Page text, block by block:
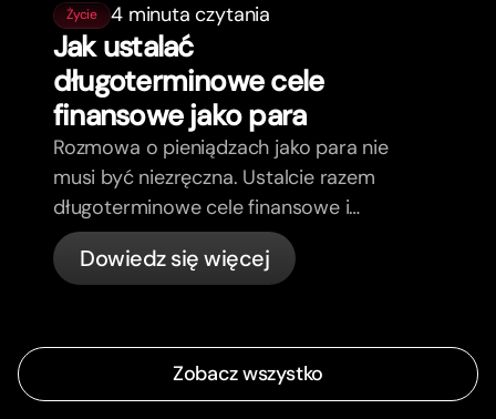
Życie 4 minuta czytania
Jak ustalać
długoterminowe cele
finansowe jako para
Rozmowa o pieniądzach jako para nie
musi być niezręczna. Ustalcie razem
długoterminowe cele finansowe i
poczujcie się bardziej zgodni.
Dowiedz się więcej
Zobacz wszystko